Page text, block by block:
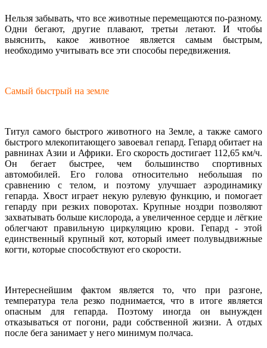
Нельзя забывать, что все животные перемещаются по-разному.
Одни бегают, другие плавают, третьи летают. И чтобы
выяснить, какое животное является самым быстрым,
необходимо учитывать все эти способы передвижения.
Самый быстрый на земле
Титул самого быстрого животного на Земле, а также самого
быстрого млекопитающего завоевал гепард. Гепард обитает на
равнинах Азии и Африки. Его скорость достигает 112,65 км/ч.
Он бегает быстрее, чем большинство спортивных
автомобилей. Его голова относительно небольшая по
сравнению с телом, и поэтому улучшает аэродинамику
гепарда. Хвост играет некую рулевую функцию, и помогает
гепарду при резких поворотах. Крупные ноздри позволяют
захватывать больше кислорода, а увеличенное сердце и лёгкие
облегчают правильную циркуляцию крови. Гепард - этой
единственный крупный кот, который имеет полувыдвижные
когти, которые способствуют его скорости.
Интереснейшим фактом является то, что при разгоне,
температура тела резко поднимается, что в итоге является
опасным для гепарда. Поэтому иногда он вынужден
отказываться от погони, ради собственной жизни. А отдых
после бега занимает у него минимум полчаса.